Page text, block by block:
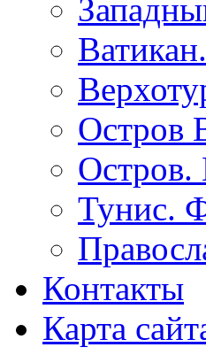
Остров
Тунис.
Контакты
Карта